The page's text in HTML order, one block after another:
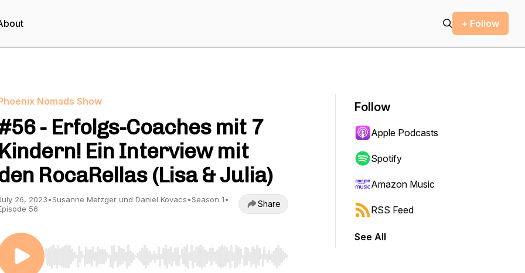
+ Follow
Nomads Show
- Erfolgs-Coaches mit 7
Kindern! Ein Interview mit
RocaRellas (Lisa & Julia)
26, 2023•Susanne Metzger und Daniel Kovacs•Season 1•
56
Share
Use Left/Right to seek, Home/End to jump to start or end. Hold shift to jump forward or backward.
Follow
Apple Podcasts
Spotify
Amazon Music
RSS Feed
See All